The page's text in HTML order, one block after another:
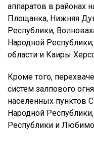
аппаратов в районах
Площанка, Нижняя
Республики,
Народной
области и Каиры
Кроме того,
систем залпового
населенных пунктов
Народной
Республики и